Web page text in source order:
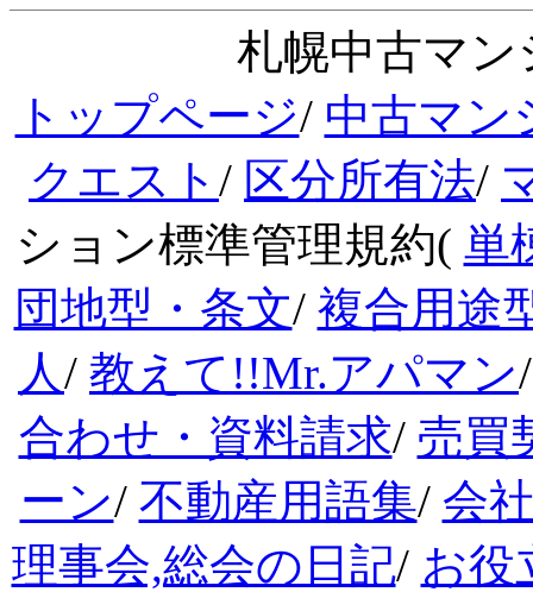
札幌中古マン
トップページ/ 中古マン
クエスト / 区分所有法/
ション標準管理規約( 単
団地型・条文/ 複合用途
人/ 教えて!!Mr.アパマン
合わせ・資料請求/ 売買
ーン/ 不動産用語集/ 会
理事会,総会の日記/ お役